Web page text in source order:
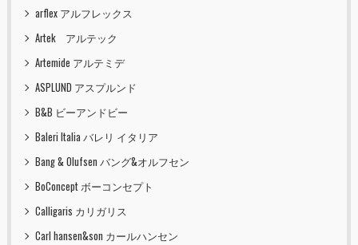
arflex アルフレックス
Artek アルテック
Artemide アルテミデ
ASPLUND アスプルンド
B&B ビーアンドビー
Baleri Italia バレリ イタリア
Bang & Olufsen バング&オルフセン
BoConcept ボーコンセプト
Calligaris カリガリス
Carl hansen&son カールハンセン